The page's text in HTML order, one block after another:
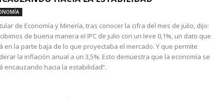
de Economía y Minería, tras conocer la cifra del mes de julio, dijo:
de buena manera el IPC de julio con un leve 0,1%, un dato que
en la parte baja de lo que proyectaba el mercado. Y que permite
la inflación anual a un 3,5%. Esto demuestra que la economía se
encauzando hacia la estabilidad”.